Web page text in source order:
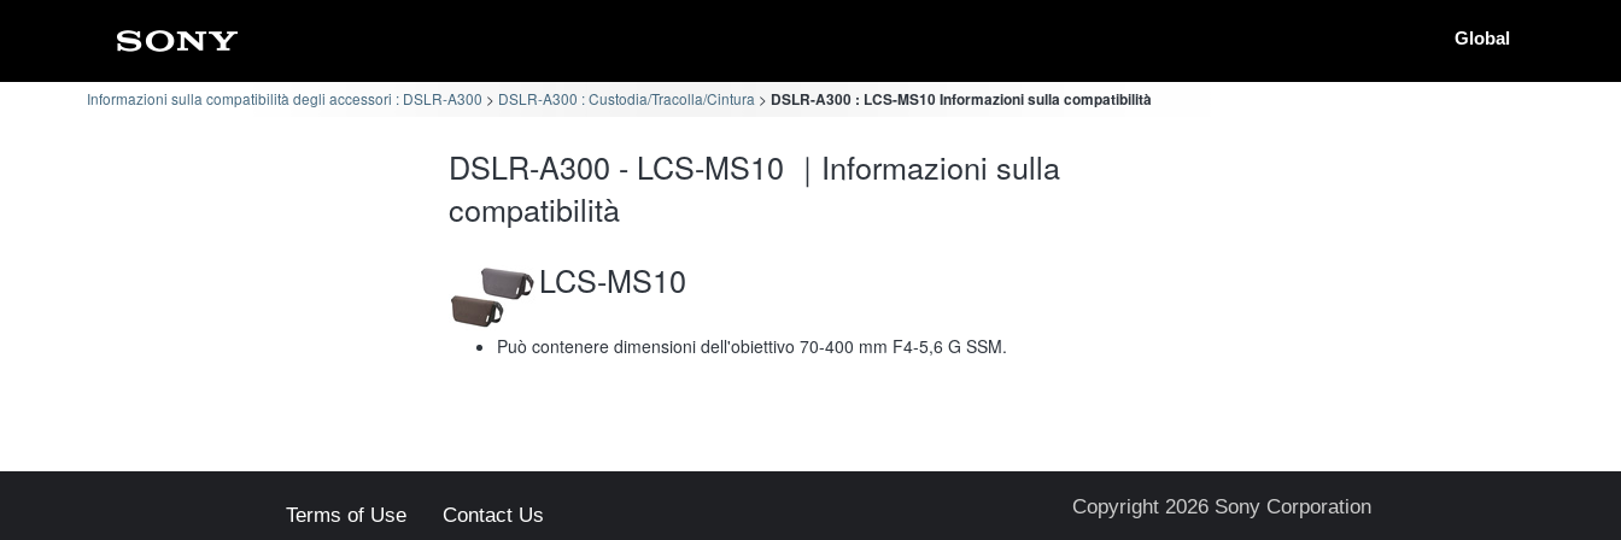
Global
Informazioni sulla compatibilità degli accessori : DSLR-A300 DSLR-A300 : Custodia/Tracolla/Cintura DSLR-A300 : LCS-MS10 Informazioni sulla compatibilità
DSLR-A300 - LCS-MS10 ｜Informazioni sulla
compatibilità
LCS-MS10
Può contenere dimensioni dell'obiettivo 70-400 mm F4-5,6 G SSM.
Terms of Use Contact Us Copyright 2026 Sony Corporation